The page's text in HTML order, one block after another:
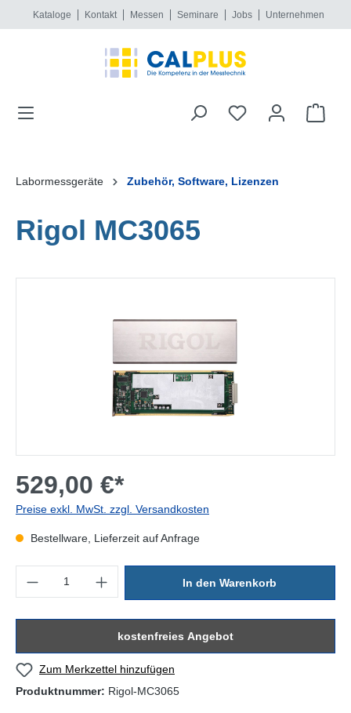
springen
Kataloge Kontakt Messen Seminare Jobs Unternehmen
Labormessgeräte Zubehör, Software, Lizenzen
Rigol MC3065
529,00 €*
Preise exkl. MwSt. zzgl. Versandkosten
Bestellware, Lieferzeit auf Anfrage
In den Warenkorb
kostenfreies Angebot
Zum Merkzettel hinzufügen
Produktnummer: Rigol-MC3065